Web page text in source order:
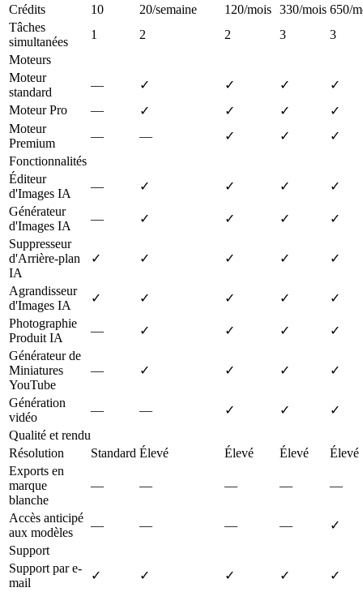
Crédits 10 20/semaine 120/mois 330/mois 650/
Tâches
simultanées
1 2 2 3
3
Moteurs
Moteur
standard
— ✓ ✓ ✓
✓
Moteur Pro
— ✓ ✓ ✓
✓
Moteur
Premium
— — ✓ ✓
✓
Fonctionnalités
Éditeur
d'Images IA
— ✓ ✓ ✓
✓
Générateur
d'Images IA
— ✓ ✓ ✓
✓
Suppresseur
d'Arrière-plan
IA
✓ ✓ ✓ ✓ ✓
Agrandisseur
d'Images IA
✓ ✓ ✓ ✓
✓
Photographie
Produit IA
— ✓ ✓ ✓
✓
Générateur de
Miniatures
YouTube
— ✓ ✓ ✓ ✓
Génération
vidéo
— — ✓ ✓
✓
Qualité et rendu
Résolution
Standard Élevé Élevé Élevé
Élevé
Exports en
marque
blanche
— — — — —
Accès anticipé
aux modèles
— — — —
✓
Support
Support par e-
mail
✓ ✓ ✓ ✓
✓